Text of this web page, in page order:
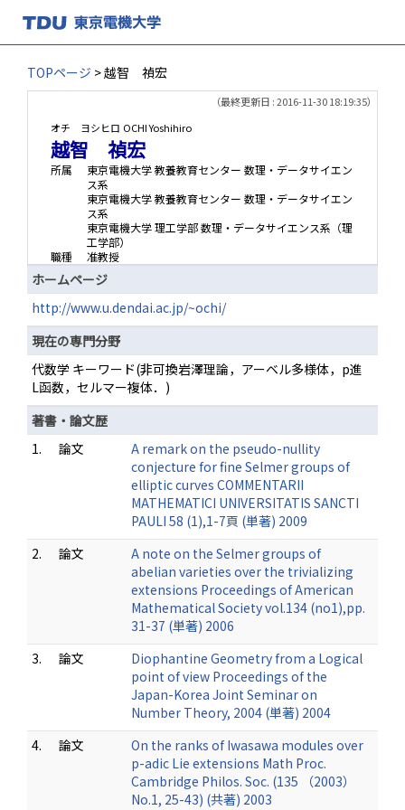
TOPページ > 越智 禎宏
（最終更新日 : 2016-11-30 18:19:35）
オチ ヨシヒロ OCHI Yoshihiro
越智 禎宏
所属
東京電機大学 教養教育センター 数理・データサイエン
ス系
東京電機大学 教養教育センター 数理・データサイエン
ス系
東京電機大学 理工学部 数理・データサイエンス系（理
工学部）
職種
准教授
ホームページ
http://www.u.dendai.ac.jp/~ochi/
現在の専門分野
代数学 キーワード(非可換岩澤理論，アーベル多様体，p進
L函数，セルマー複体．)
著書・論文歴
1.
論文
A remark on the pseudo-nullity
conjecture for fine Selmer groups of
elliptic curves COMMENTARII
MATHEMATICI UNIVERSITATIS SANCTI
PAULI 58 (1),1-7頁 (単著) 2009
2.
論文
A note on the Selmer groups of
abelian varieties over the trivializing
extensions Proceedings of American
Mathematical Society vol.134 (no1),pp.
31-37 (単著) 2006
3.
論文
Diophantine Geometry from a Logical
point of view Proceedings of the
Japan-Korea Joint Seminar on
Number Theory, 2004 (単著) 2004
4.
論文
On the ranks of Iwasawa modules over
p-adic Lie extensions Math Proc.
Cambridge Philos. Soc. (135 （2003）
No.1, 25-43) (共著) 2003